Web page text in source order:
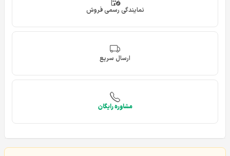
نمایندگی رسمی فروش
ارسال سریع
مشاوره رایگان